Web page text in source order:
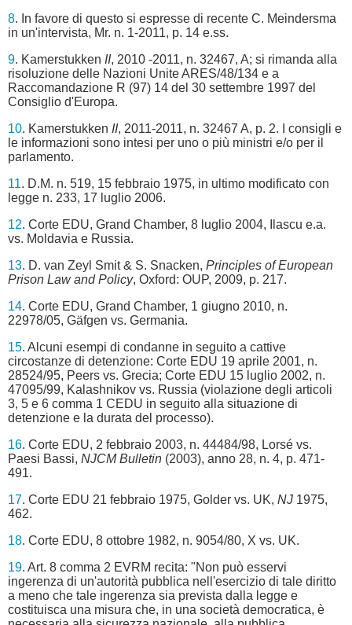
8. In favore di questo si espresse di recente C. Meindersma
in un'intervista, Mr. n. 1-2011, p. 14 e.ss.
9. Kamerstukken II, 2010 -2011, n. 32467, A; si rimanda alla
risoluzione delle Nazioni Unite ARES/48/134 e a
Raccomandazione R (97) 14 del 30 settembre 1997 del
Consiglio d'Europa.
10. Kamerstukken II, 2011-2011, n. 32467 A, p. 2. I consigli e
le informazioni sono intesi per uno o più ministri e/o per il
parlamento.
11. D.M. n. 519, 15 febbraio 1975, in ultimo modificato con
legge n. 233, 17 luglio 2006.
12. Corte EDU, Grand Chamber, 8 luglio 2004, Ilascu e.a.
vs. Moldavia e Russia.
13. D. van Zeyl Smit & S. Snacken, Principles of European
Prison Law and Policy, Oxford: OUP, 2009, p. 217.
14. Corte EDU, Grand Chamber, 1 giugno 2010, n.
22978/05, Gäfgen vs. Germania.
15. Alcuni esempi di condanne in seguito a cattive
circostanze di detenzione: Corte EDU 19 aprile 2001, n.
28524/95, Peers vs. Grecia; Corte EDU 15 luglio 2002, n.
47095/99, Kalashnikov vs. Russia (violazione degli articoli
3, 5 e 6 comma 1 CEDU in seguito alla situazione di
detenzione e la durata del processo).
16. Corte EDU, 2 febbraio 2003, n. 44484/98, Lorsé vs.
Paesi Bassi, NJCM Bulletin (2003), anno 28, n. 4, p. 471-
491.
17. Corte EDU 21 febbraio 1975, Golder vs. UK, NJ 1975,
462.
18. Corte EDU, 8 ottobre 1982, n. 9054/80, X vs. UK.
19. Art. 8 comma 2 EVRM recita: "Non può esservi
ingerenza di un'autorità pubblica nell'esercizio di tale diritto
a meno che tale ingerenza sia prevista dalla legge e
costituisca una misura che, in una società democratica, è